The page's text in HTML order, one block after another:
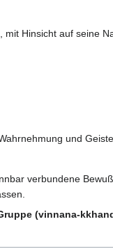
Hinsicht auf seine
und
verbundene
(vinnana-